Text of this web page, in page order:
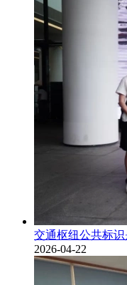
交通枢纽公共标
2026-04-22